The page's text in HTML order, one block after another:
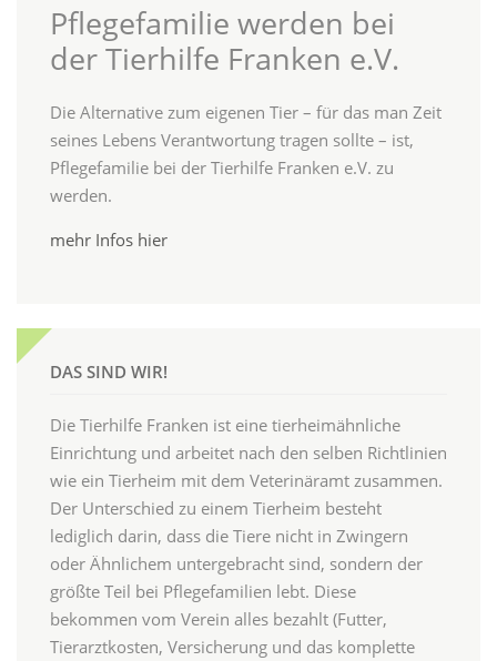
Pflegefamilie werden bei
der Tierhilfe Franken e.V.
Die Alternative zum eigenen Tier – für das man Zeit
seines Lebens Verantwortung tragen sollte – ist,
Pflegefamilie bei der Tierhilfe Franken e.V. zu
werden.
mehr Infos hier
DAS SIND WIR!
Die Tierhilfe Franken ist eine tierheimähnliche
Einrichtung und arbeitet nach den selben Richtlinien
wie ein Tierheim mit dem Veterinäramt zusammen.
Der Unterschied zu einem Tierheim besteht
lediglich darin, dass die Tiere nicht in Zwingern
oder Ähnlichem untergebracht sind, sondern der
größte Teil bei Pflegefamilien lebt. Diese
bekommen vom Verein alles bezahlt (Futter,
Tierarztkosten, Versicherung und das komplette